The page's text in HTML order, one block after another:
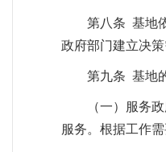
第八条 基地
政府部门建立决
第九条 基地
（一）服务
服务。根据工作